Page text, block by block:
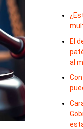
El
al